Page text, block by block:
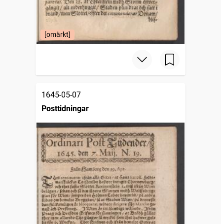
[omärkt]
1645-05-07
Posttidningar